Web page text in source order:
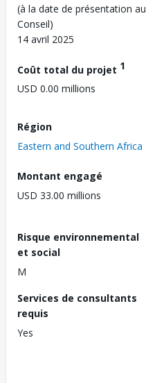
(à la date de présentation au
Conseil)
14 avril 2025
Coût total du projet 1
USD 0.00 millions
Région
Eastern and Southern Africa
Montant engagé
USD 33.00 millions
Risque environnemental
et social
M
Services de consultants
requis
Yes